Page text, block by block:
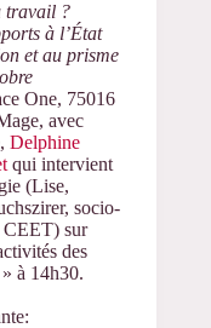
travail ?
à l’État
et au prisme
One, 75016
avec
Delphine
qui intervient
(Lise,
socio-
CEET) sur
des
à 14h30.